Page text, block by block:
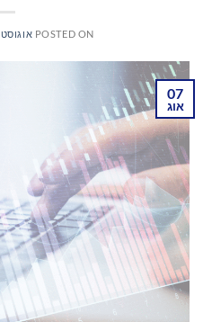
POSTED ON אוגוסט 7, 2025
07
אוג